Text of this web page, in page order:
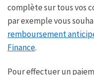
complète sur tous vos
par exemple vous
remboursement
Finance.
Pour effectuer un